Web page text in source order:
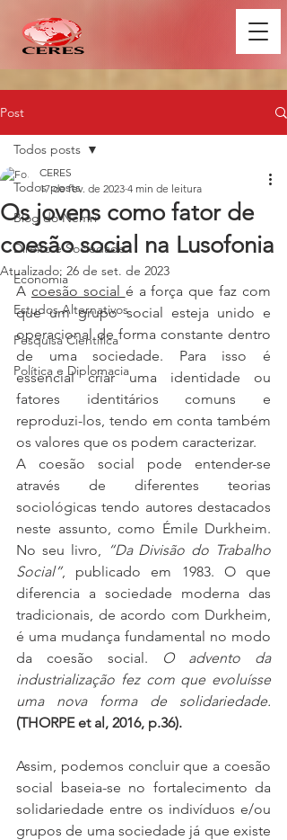
Post
Todos posts
Blog do Nemri
Direito e Sociedade
Economia
Estudos Alternativos
Pesquisa Científica
Política e Diplomacia
Todos posts
Os jovens como fator de
coesão social na Lusofonia
CERES
17 de fev. de 2023 4 min de leitura
Atualizado: 26 de set. de 2023
A coesão social é a força que faz com
que um grupo social esteja unido e
operacional de forma constante dentro
de uma sociedade. Para isso é
essencial criar uma identidade ou
fatores identitários comuns e
reproduzi-los, tendo em conta também
os valores que os podem caracterizar.
A coesão social pode entender-se
através de diferentes teorias
sociológicas tendo autores destacados
neste assunto, como Émile Durkheim.
No seu livro,
“Da Divisão do Trabalho
Social”, publicado em 1983. O que
diferencia a sociedade moderna das
tradicionais, de acordo com Durkheim,
é uma mudança fundamental no modo
da coesão social.
O advento da
industrialização fez com que evoluísse
uma nova forma de solidariedade.
(THORPE et al, 2016, p.36).
Assim, podemos concluir que a coesão
social baseia-se no fortalecimento da
solidariedade entre os indivíduos e/ou
grupos de uma sociedade já que existe